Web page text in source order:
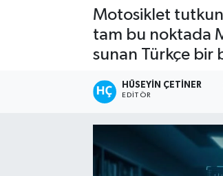
Motosiklet
tam bu noktada
sunan Türkçe bir
HÜSEYIN ÇETINER
EDITÖR